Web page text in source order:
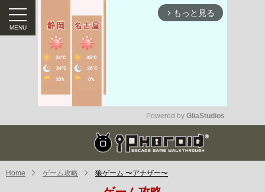
arrow_forward_ios もっと見る
Mute
Powered by GliaStudios
Home ゲーム攻略 狼ゲーム 〜アナザー〜